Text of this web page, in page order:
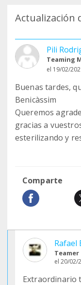
Actualización
Pili
Teaming
el 19/02/
Buenas tardes,
Benicàssim
Queremos
gracias a
esterilizando y
Comparte
Rafael
Teamer
el 20/02/
Extraordinario